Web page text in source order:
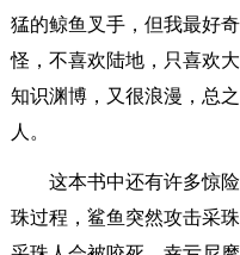
猛的鲸鱼叉手，但我最好
怪，不喜欢陆地，只喜欢
知识渊博，又很浪漫，总
人。
这本书中还有许多惊
珠过程，鲨鱼突然攻击采